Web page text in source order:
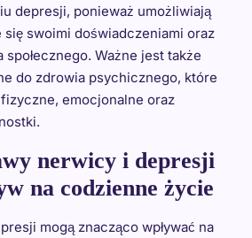
depresji, ponieważ umożliwiają
swoimi doświadczeniami oraz
Ważne jest także
do zdrowia psychicznego, które
emocjonalne oraz
nerwicy i depresji
na codzienne życie
mogą znacząco wpływać na